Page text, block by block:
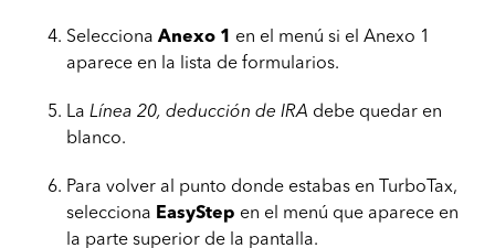
Selecciona Anexo 1 en el menú si el Anexo 1
aparece en la lista de formularios.
La Línea 20, deducción de IRA debe quedar en
blanco.
Para volver al punto donde estabas en TurboTax,
selecciona EasyStep en el menú que aparece en
la parte superior de la pantalla.